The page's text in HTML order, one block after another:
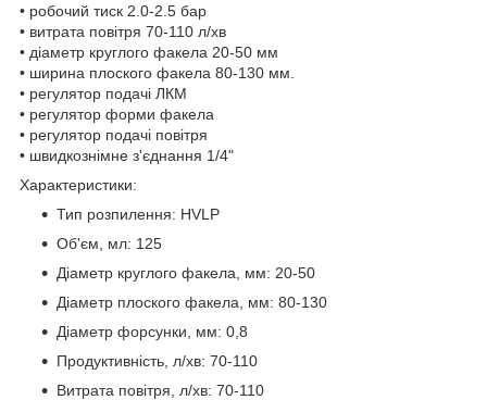
• робочий тиск 2.0-2.5 бар
• витрата повітря 70-110 л/хв
• діаметр круглого факела 20-50 мм
• ширина плоского факела 80-130 мм.
• регулятор подачі ЛКМ
• регулятор форми факела
• регулятор подачі повітря
• швидкознімне з'єднання 1/4"
Характеристики:
Тип розпилення: HVLP
Об'єм, мл: 125
Діаметр круглого факела, мм: 20-50
Діаметр плоского факела, мм: 80-130
Діаметр форсунки, мм: 0,8
Продуктивність, л/хв: 70-110
Витрата повітря, л/хв: 70-110